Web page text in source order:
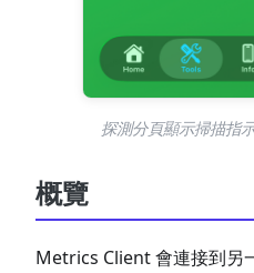
探測分頁顯示掃描指
概覽
Metrics Client 會連接到另